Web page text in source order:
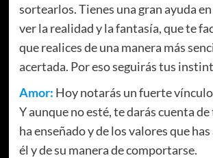
sortearlos. Tienes una gran ayuda
ver la realidad y la fantasía, que te
que realices de una manera más
acertada. Por eso seguirás tus
Amor: Hoy notarás un fuerte
Y aunque no esté, te darás cuenta
ha enseñado y de los valores que
él y de su manera de comportarse.